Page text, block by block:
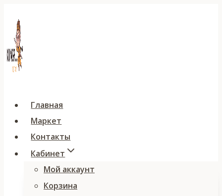
содержимому
Главная
Маркет
Контакты
Кабинет
Мой аккаунт
Корзина